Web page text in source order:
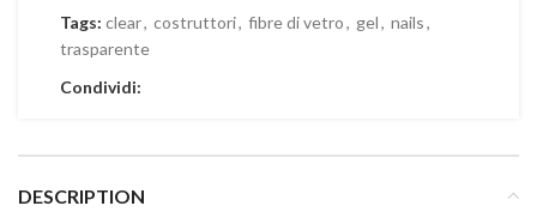
Tags: clear, costruttori, fibre di vetro, gel, nails,
trasparente
Condividi:
DESCRIPTION